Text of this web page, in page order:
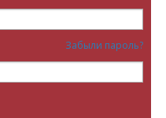
Забыли пароль?